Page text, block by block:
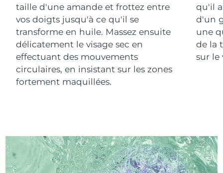
taille d'une amande et frottez entre
vos doigts jusqu'à ce qu'il se
transforme en huile. Massez ensuite
délicatement le visage sec en
effectuant des mouvements
circulaires, en insistant sur les zones
fortement maquillées.
qu'il
d'un
une
de la
sur le